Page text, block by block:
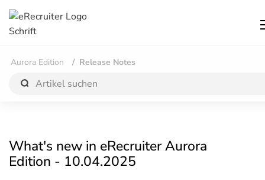
Aurora Edition Release Notes
What's new in eRecruiter Aurora
Edition - 10.04.2025